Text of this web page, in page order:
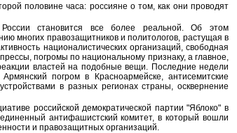
половине часа: россияне о том, как они проводят
становится все более реальной. Об этом
многих правозащитников и политологов, растущая в
националистических организаций, свободная
погромы по национальному признаку, а главное,
властей на подобные вещи. Последние недели
погром в Красноармейске, антисемитские
в разных регионах страны, осквернение
российской демократической партии "Яблоко" в
антифашистский комитет, в который вошли
и правозащитных организаций.